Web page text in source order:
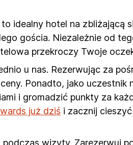
idealny hotel na zbliżającą
gościa. Niezależnie od
przekroczy Twoje
u nas. Rezerwując za
Ponadto, jako uczestnik
i gromadzić punkty za
już dziś i zacznij
wizyty. Zarezerwuj